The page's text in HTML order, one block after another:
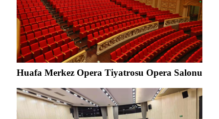
Huafa Merkez Opera Tiyatrosu Opera Salonu